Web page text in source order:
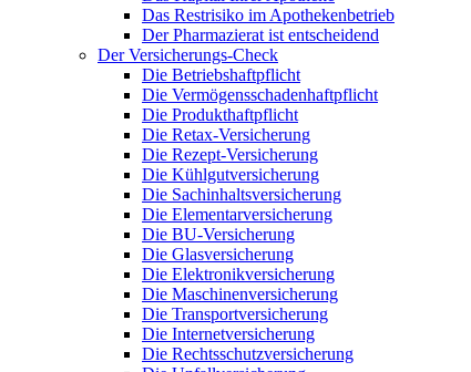
Das Restrisiko im Apothekenbetrieb
Der Pharmazierat ist entscheidend
Der Versicherungs-Check
Die Betriebshaftpflicht
Die Vermögensschadenhaftpflicht
Die Produkthaftpflicht
Die Retax-Versicherung
Die Rezept-Versicherung
Die Kühlgutversicherung
Die Sachinhaltsversicherung
Die Elementarversicherung
Die BU-Versicherung
Die Glasversicherung
Die Elektronikversicherung
Die Maschinenversicherung
Die Transportversicherung
Die Internetversicherung
Die Rechtsschutzversicherung